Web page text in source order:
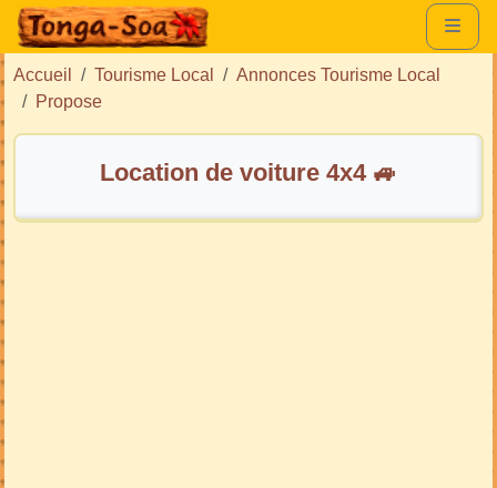
Accueil Tourisme Local
Annonces Tourisme Local
Propose
Location de voiture 4x4 🚙